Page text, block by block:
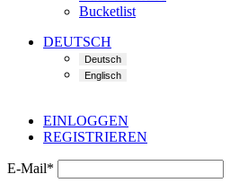
Bucketlist
DEUTSCH
EINLOGGEN
REGISTRIEREN
E-Mail*